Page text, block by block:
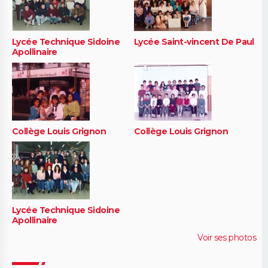
Lycée Technique Sidoine
Apollinaire
Lycée Saint-vincent De Paul
Collège Louis Grignon Collège Louis Grignon
Lycée Technique Sidoine
Apollinaire
Voir ses photos